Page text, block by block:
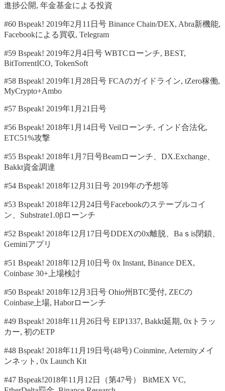
進捗公開, 年金基金による投資
#60 Bspeak! 2019年2月11日号 Binance Chain/DEX, Abra新機能,
Facebookによる買収, Telegram
#59 Bspeak! 2019年2月4日号 WBTCローンチ, BEST,
BitTorrentICO, TokenSoft
#58 Bspeak! 2019年1月28日号 FCAのガイドライン, tZero稼働,
MyCrypto+Ambo
#57 Bspeak! 2019年1月21日号
#56 Bspeak! 2018年1月14日号 Veilローンチ, インド合法化,
ETC51%攻撃
#55 Bspeak! 2018年1月7日号Beamローンチ、DX.Exchange、
Bakkt資金調達
#54 Bspeak! 2018年12月31日号 2019年の予想等
#53 Bspeak! 2018年12月24日号Facebookのステーブルコイ
ン、Substrate1.0βローンチ
#52 Bspeak! 2018年12月17日号DDEXの0x離脱、Baｓis閉鎖、
Geminiアプリ
#51 Bspeak! 2018年12月10日号 0x Instant, Binance DEX,
Coinbase 30+上場検討
#50 Bspeak! 2018年12月3日号 Ohio州BTC受付, ZECの
Coinbase上場, Haborローンチ
#49 Bspeak! 2018年11月26日号 EIP1337, Bakkt延期, 0xトラッ
カー, 初のETP
#48 Bspeak! 2018年11月19日号(48号) Coinmine, Aeternityメイ
ンネット, 0x Launch Kit
#47 Bspeak!2018年11月12日（第47号） BitMEX VC,